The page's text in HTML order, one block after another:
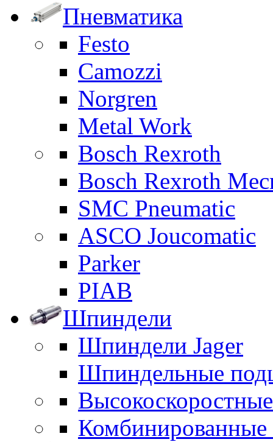
Пневматика
Festo
Camozzi
Norgren
Metal Work
Bosch Rexroth
Bosch Rexroth
SMC Pneumatic
ASCO Joucomatic
Parker
PIAB
Шпиндели
Шпиндели Jager
Шпиндельные